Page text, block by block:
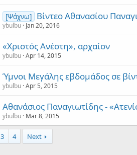
[Ψάχνω] Βίντεο Αθανασίου
ybulbu Jan 20, 2016
«Χριστός Ανέστη», αρχαίον
ybulbu Apr 14, 2015
Ύμνοι Μεγάλης εβδομάδος σε
ybulbu Apr 5, 2015
Αθανάσιος Παναγιωτίδης -
ybulbu Mar 8, 2015
3 4 Next